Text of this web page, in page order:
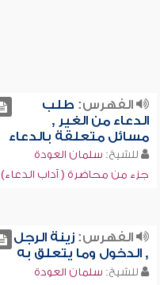
الفهرس: طلب
الدعاء من الغير ,
مسائل متعلقة بالدعاء
للشيخ: سلمان العودة
جزء من محاضرة ( آداب الدعاء)
الفهرس:زينة الرجل
, الدخول وما يتعلق به
للشيخ: سلمان العودة